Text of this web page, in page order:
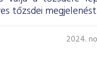
tőzsdei
2024.